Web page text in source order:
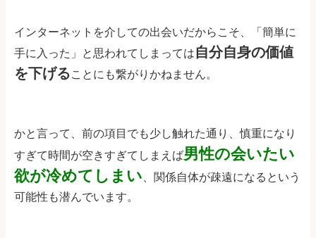
インターネットを介しての出会いだからこそ、「簡単に
手に入った」と思われてしまっては自分自身の価値
を下げる ことにも繋がりかねません。
かと言って、前の項目でも少し触れた通り、慎重になり
すぎて時間が空きすぎてしまえば男性の会いたい
欲が冷めてしまい 、関係自体が疎遠になるという
可能性も潜んでいます。